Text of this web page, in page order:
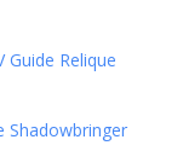
Guide Relique
Shadowbringer